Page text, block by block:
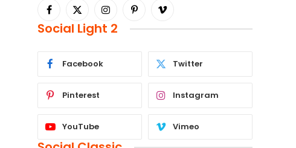
Facebook
X
(Twitter)
InstagramPinterestVimeo
Social Light 2
Facebook Twitter
Pinterest Instagram
YouTube Vimeo